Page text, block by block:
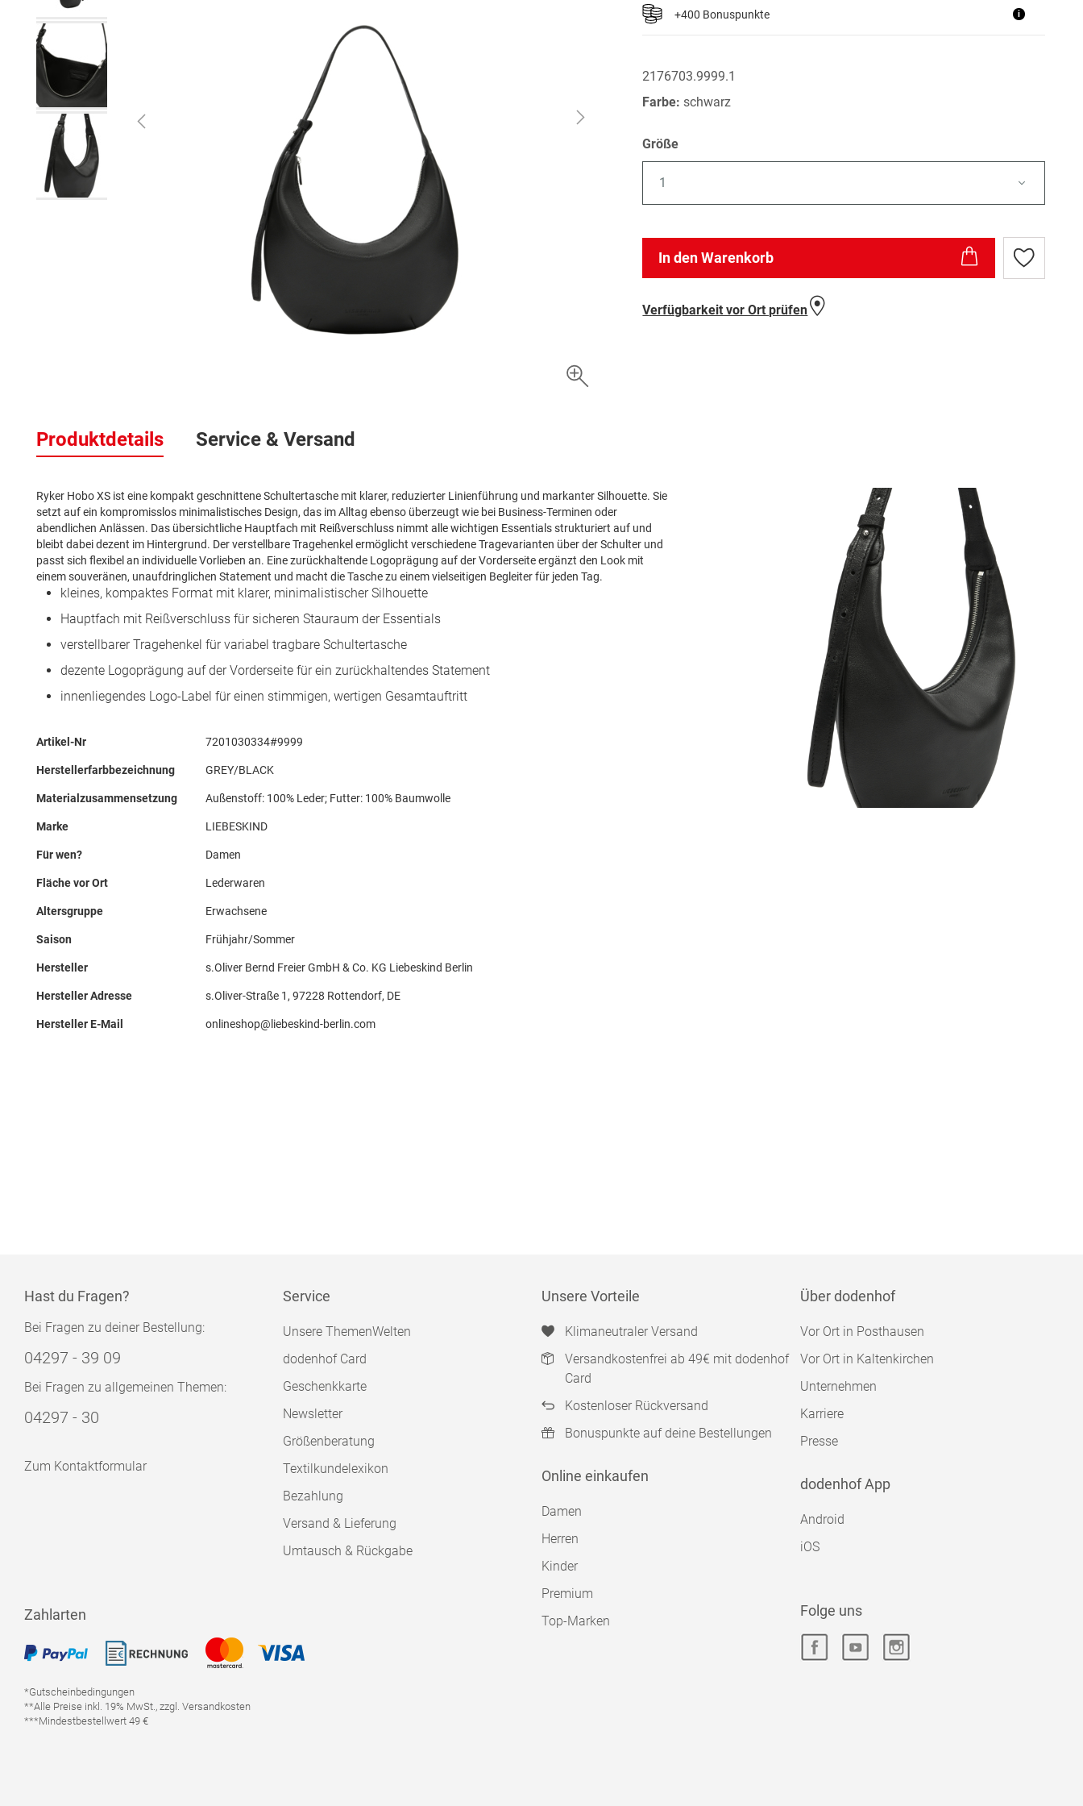
der
Bildergalerie
+400 Bonuspunkte i
2176703.9999.1
Farbe:schwarz
Größe
1
In den Warenkorb
Zur
Wunschliste
Verfügbarkeit vor Ort prüfen
Produktdetails
Ryker Hobo XS ist eine kompakt geschnittene Schultertasche mit klarer, reduzierter Linienführung und markanter Silhouette. Sie
setzt auf ein kompromisslos minimalistisches Design, das im Alltag ebenso überzeugt wie bei Business-Terminen oder
abendlichen Anlässen. Das übersichtliche Hauptfach mit Reißverschluss nimmt alle wichtigen Essentials strukturiert auf und
bleibt dabei dezent im Hintergrund. Der verstellbare Tragehenkel ermöglicht verschiedene Tragevarianten über der Schulter und
passt sich flexibel an individuelle Vorlieben an. Eine zurückhaltende Logoprägung auf der Vorderseite ergänzt den Look mit
einem souveränen, unaufdringlichen Statement und macht die Tasche zu einem vielseitigen Begleiter für jeden Tag.
kleines, kompaktes Format mit klarer, minimalistischer Silhouette
Hauptfach mit Reißverschluss für sicheren Stauraum der Essentials
verstellbarer Tragehenkel für variabel tragbare Schultertasche
dezente Logoprägung auf der Vorderseite für ein zurückhaltendes Statement
innenliegendes Logo-Label für einen stimmigen, wertigen Gesamtauftritt
Mehr
Artikel-Nr 7201030334#9999
Herstellerfarbbezeichnung GREY/BLACK
Materialzusammensetzung Außenstoff: 100% Leder; Futter: 100% Baumwolle
Marke LIEBESKIND
Für wen? Damen
Fläche vor Ort Lederwaren
Altersgruppe Erwachsene
Saison Frühjahr/Sommer
Hersteller s.Oliver Bernd Freier GmbH & Co. KG Liebeskind Berlin
Hersteller Adresse s.Oliver-Straße 1, 97228 Rottendorf, DE
Hersteller E-Mail onlineshop@liebeskind-berlin.com
Service & Versand
Hast du Fragen?
Bei Fragen zu deiner Bestellung:
04297 - 39 09
Bei Fragen zu allgemeinen Themen:
04297 - 30
Zum Kontaktformular
Service
Unsere ThemenWelten
dodenhof Card
Geschenkkarte
Newsletter
Größenberatung
Textilkundelexikon
Bezahlung
Versand & Lieferung
Umtausch & Rückgabe
Unsere Vorteile
Klimaneutraler Versand
Versandkostenfrei ab 49€ mit dodenhof
Card
Kostenloser Rückversand
Bonuspunkte auf deine Bestellungen
Online einkaufen
Damen
Herren
Kinder
Premium
Top-Marken
Über dodenhof
Vor Ort in Posthausen
Vor Ort in Kaltenkirchen
Unternehmen
Karriere
Presse
dodenhof App
Android
iOS
Zahlarten
*Gutscheinbedingungen
**Alle Preise inkl. 19% MwSt., zzgl. Versandkosten
***Mindestbestellwert 49 €
Folge uns